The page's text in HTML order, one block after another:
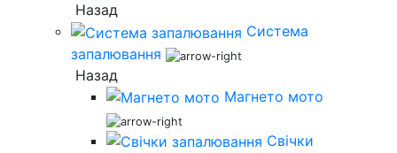
Назад
Система
запалювання
Назад
Магнето мото
Свічки